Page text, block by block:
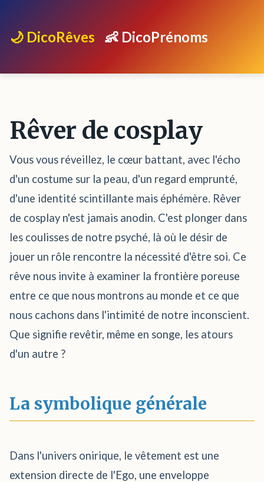
🌙 DicoRêves 👶 DicoPrénoms
Rêver de cosplay
Vous vous réveillez, le cœur battant, avec l'écho
d'un costume sur la peau, d'un regard emprunté,
d'une identité scintillante mais éphémère. Rêver
de cosplay n'est jamais anodin. C'est plonger dans
les coulisses de notre psyché, là où le désir de
jouer un rôle rencontre la nécessité d'être soi. Ce
rêve nous invite à examiner la frontière poreuse
entre ce que nous montrons au monde et ce que
nous cachons dans l'intimité de notre inconscient.
Que signifie revêtir, même en songe, les atours
d'un autre ?
La symbolique générale
Dans l'univers onirique, le vêtement est une
extension directe de l'Ego, une enveloppe